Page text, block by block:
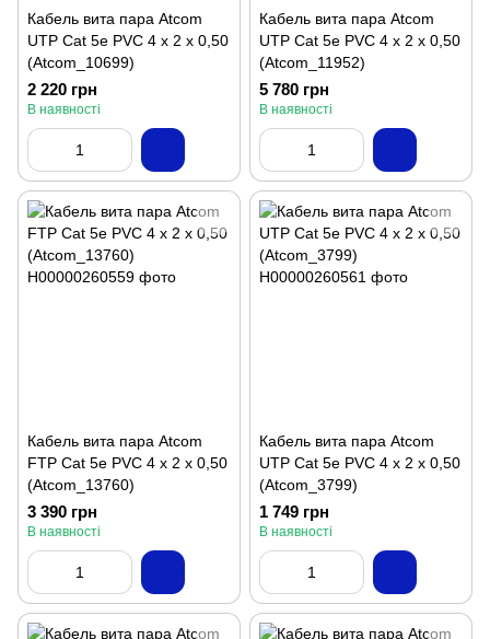
Кабель вита пара Atcom
UTP Cat 5e PVC 4 х 2 х 0,50
(Atcom_10699)
2 220 грн
В наявності
Кабель вита пара Atcom
UTP Cat 5e PVC 4 х 2 х 0,50
(Atcom_11952)
5 780 грн
В наявності
Кабель вита пара Atcom
FTP Cat 5e PVC 4 х 2 х 0,50
(Atcom_13760)
3 390 грн
В наявності
Кабель вита пара Atcom
UTP Cat 5e PVC 4 х 2 х 0,50
(Atcom_3799)
1 749 грн
В наявності